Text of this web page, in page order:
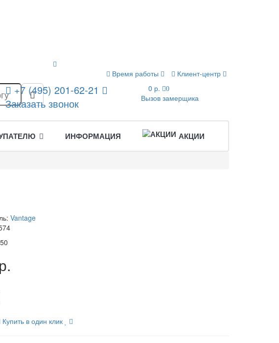
Время работы Клиент-центр
+7 (495) 201-62-21
Заказать звонок
0 р. 0
Вызов замерщика
ИНФОРМАЦИЯ АКЦИИ
Vantage
Купить в один клик